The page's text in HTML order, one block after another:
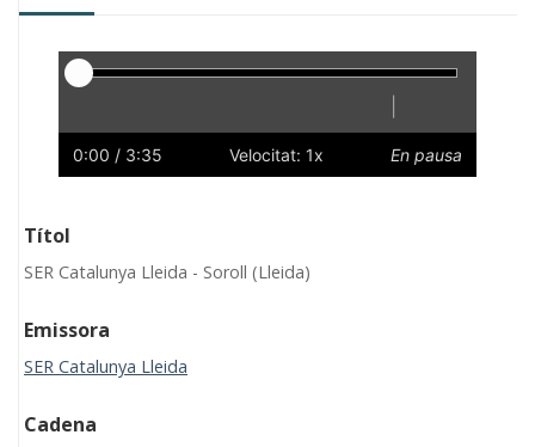
Reproductor
Lent
0:00 / 3:35 Velocitat: 1x En pausa
Títol
SER Catalunya Lleida - Soroll (Lleida)
Emissora
SER Catalunya Lleida
Cadena